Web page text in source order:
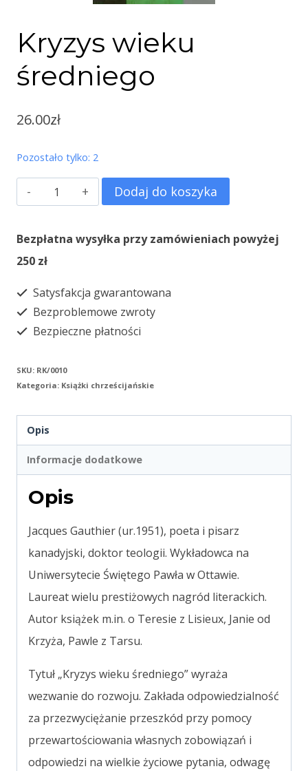
Kryzys wieku
średniego
26.00zł
Pozostało tylko: 2
ilość
Kryzys
wieku
średniego
Dodaj do koszyka
Bezpłatna wysyłka przy zamówieniach powyżej
250 zł
Satysfakcja gwarantowana
Bezproblemowe zwroty
Bezpieczne płatności
SKU: RK/0010
Kategoria: Książki chrześcijańskie
Opis
Informacje dodatkowe
Opis
Jacques Gauthier (ur.1951), poeta i pisarz
kanadyjski, doktor teologii. Wykładowca na
Uniwersytecie Świętego Pawła w Ottawie.
Laureat wielu prestiżowych nagród literackich.
Autor książek m.in. o Teresie z Lisieux, Janie od
Krzyża, Pawle z Tarsu.
Tytuł „Kryzys wieku średniego” wyraża
wezwanie do rozwoju. Zakłada odpowiedzialność
za przezwyciężanie przeszkód przy pomocy
przewartościowania własnych zobowiązań i
odpowiedzi na wielkie życiowe pytania, odwagę